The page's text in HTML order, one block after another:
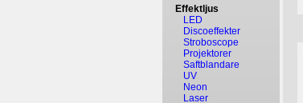
Effektljus
LED
Discoeffekter
Stroboscope
Projektorer
Saftblandare
UV
Neon
Laser